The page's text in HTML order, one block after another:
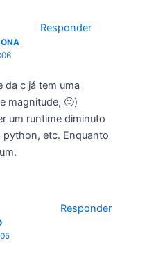
Responder
da c já tem uma
magnitude, 🙂)
um runtime diminuto
python, etc. Enquanto
Responder